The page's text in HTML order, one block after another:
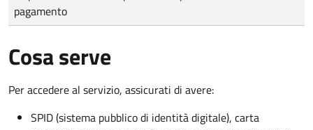
pagamento
Cosa serve
Per accedere al servizio, assicurati di avere:
SPID (sistema pubblico di identità digitale), carta